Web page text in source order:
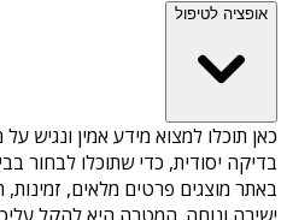
אופציה לטיפול
כאן תוכלו למצוא מידע אמין ונגיש על
בדיקה יסודית, כדי שתוכלו לבחור
באתר מוצגים פרטים מלאים,